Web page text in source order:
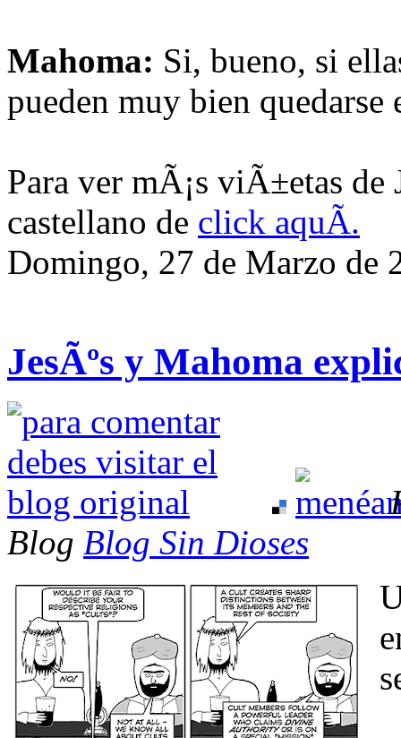
Mahoma: Si, bueno, si
pueden muy bien quedarse
Para ver mÃ¡s viÃ±etas
castellano de click aquÃ­.
Domingo, 27 de Marzo de
JesÃºs y Mahoma
Blog Blog Sin Dioses